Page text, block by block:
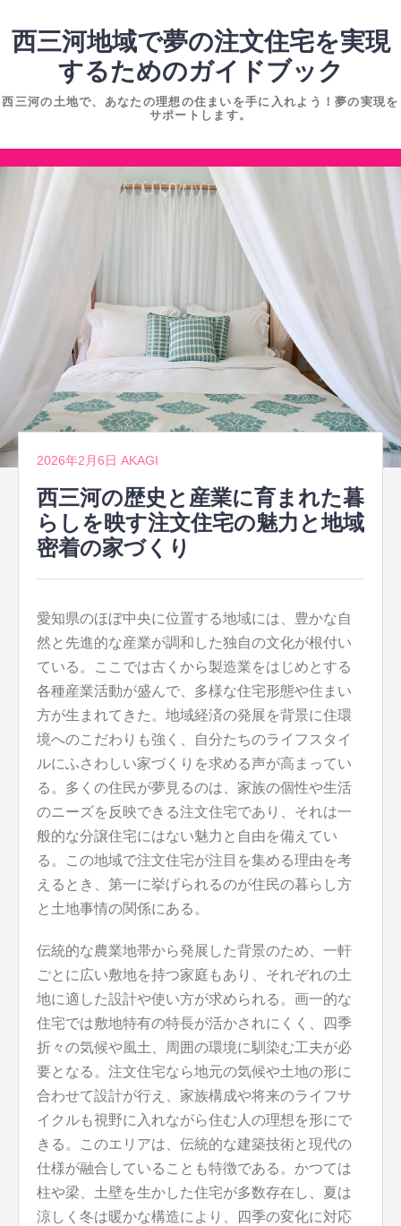
ン
ツ
西三河地域で夢の注文住宅を実現
するためのガイドブック
西三河の土地で、あなたの理想の住まいを手に入れよう！夢の実現を
サポートします。
コ
へ
2026年2月6日 AKAGI
西三河の歴史と産業に育まれた暮
らしを映す注文住宅の魅力と地域
密着の家づくり
愛知県のほぼ中央に位置する地域には、豊かな自
然と先進的な産業が調和した独自の文化が根付い
ている。
ここでは古くから製造業をはじめとする
各種産業活動が盛んで、多様な住宅形態や住まい
方が生まれてきた。地域経済の発展を背景に住環
境へのこだわりも強く、自分たちのライフスタイ
ルにふさわしい家づくりを求める声が高まってい
る。多くの住民が夢見るのは、家族の個性や生活
のニーズを反映できる注文住宅であり、それは一
般的な分譲住宅にはない魅力と自由を備えてい
る。この地域で注文住宅が注目を集める理由を考
えるとき、第一に挙げられるのが住民の暮らし方
と土地事情の関係にある。
伝統的な農業地帯から発展した背景のため、一軒
ごとに広い敷地を持つ家庭もあり、それぞれの土
地に適した設計や使い方が求められる。画一的な
住宅では敷地特有の特長が活かされにくく、四季
折々の気候や風土、周囲の環境に馴染む工夫が必
要となる。注文住宅なら地元の気候や土地の形に
合わせて設計が行え、家族構成や将来のライフサ
イクルも視野に入れながら住む人の理想を形にで
きる。このエリアは、伝統的な建築技術と現代の
仕様が融合していることも特徴である。かつては
柱や梁、土壁を生かした住宅が多数存在し、夏は
涼しく冬は暖かな構造により、四季の変化に対応